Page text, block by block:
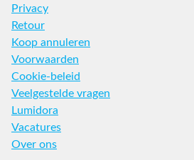
Privacy
Retour
Koop annuleren
Voorwaarden
Cookie-beleid
Veelgestelde vragen
Lumidora
Vacatures
Over ons